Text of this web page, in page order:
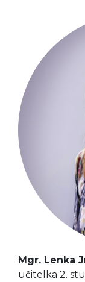
Mgr. Lenka
učitelka 2.